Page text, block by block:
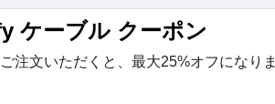
ケーブル クーポン
注文いただくと、最大25%オフになりま